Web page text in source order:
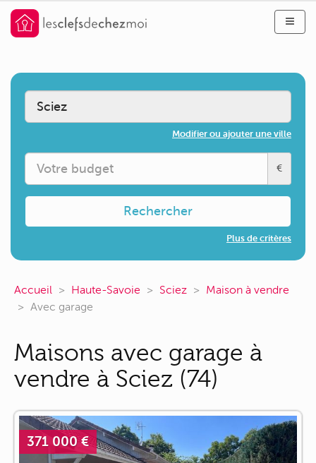
Modifier ou ajouter une ville
€
Rechercher
Plus de critères
Accueil Haute-Savoie Sciez
Maison à vendre
Avec garage
Maisons avec garage à
vendre à Sciez (74)
371 000 €